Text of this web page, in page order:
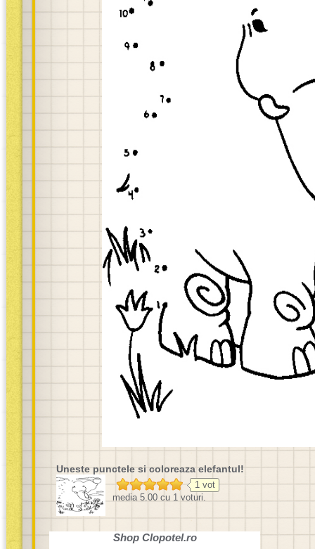
Uneste punctele si coloreaza elefantul!
1 vot
media 5.00 cu 1 voturi.
Shop Clopotel.ro